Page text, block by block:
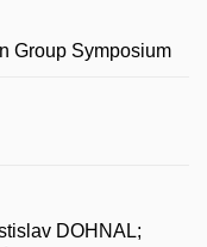
Group Symposium
DOHNAL;